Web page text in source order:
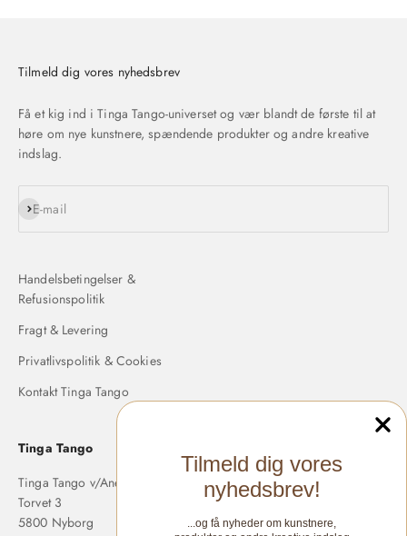
Tilmeld dig vores nyhedsbrev
Få et kig ind i Tinga Tango-universet og vær blandt de første til at
høre om nye kunstnere, spændende produkter og andre kreative
indslag.
E-mail
Abonnér
Handelsbetingelser &
Refusionspolitik
Fragt & Levering
Privatlivspolitik & Cookies
Kontakt Tinga Tango
Tinga Tango
Tinga Tango v/Anette Langholm
Torvet 3
5800 Nyborg
Tilmeld dig vores
nyhedsbrev!
...og få nyheder om kunstnere,